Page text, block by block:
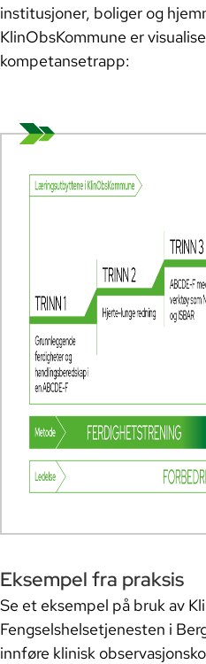
Trinn 4 og 5:
kommunikasjon,
styrke resiliens og
Last ned
Lommekort og skjema
Markedsføringsmateriell
institusjoner, boliger og
KlinObsKommune er
kompetansetrapp:
Eksempel fra praksis
Se et eksempel på bruk av
Fengselshelsetjenesten i
innføre klinisk